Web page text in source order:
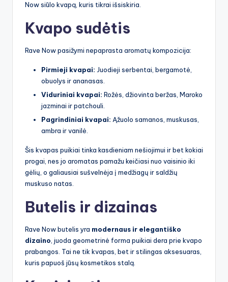
Now siūlo kvapą, kuris tikrai išsiskiria.
Kvapo sudėtis
Rave Now pasižymi nepaprasta aromatų kompozicija:
Pirmieji kvapai: Juodieji serbentai, bergamotė,
obuolys ir ananasas.
Viduriniai kvapai: Rožės, džiovinta beržas, Maroko
jazminai ir patchouli.
Pagrindiniai kvapai: Ąžuolo samanos, muskusas,
ambra ir vanilė.
Šis kvapas puikiai tinka kasdieniam nešiojimui ir bet kokiai
progai, nes jo aromatas pamažu keičiasi nuo vaisinio iki
gėlių, o galiausiai sušvelnėja į medžiagų ir saldžių
muskuso natas.
Butelis ir dizainas
Rave Now butelis yra modernaus ir elegantiško
dizaino, juoda geometrinė forma puikiai dera prie kvapo
prabangos. Tai ne tik kvapas, bet ir stilingas aksesuaras,
kuris papuoš jūsų kosmetikos stalą.